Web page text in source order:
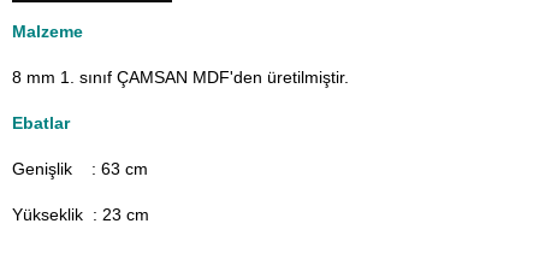
Malzeme
8 mm 1. sınıf ÇAMSAN MDF'den üretilmiştir.
Ebatlar
Genişlik : 63 cm
Yükseklik : 23 cm